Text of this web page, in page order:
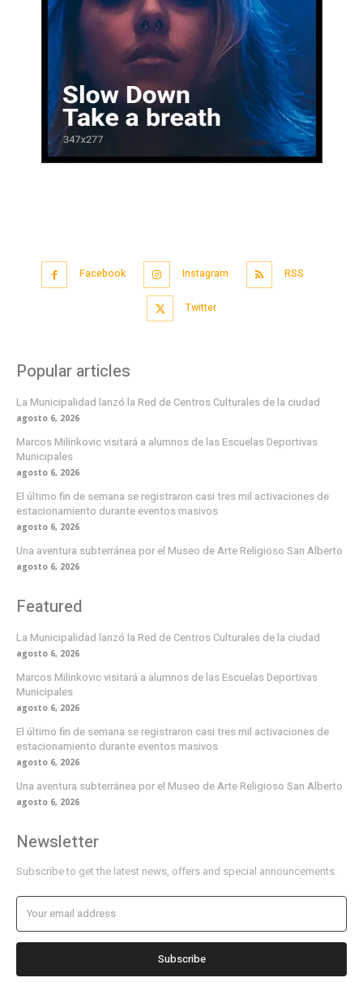
Facebook Instagram RSS
Twitter
Popular articles
La Municipalidad lanzó la Red de Centros Culturales de la ciudad
agosto 6, 2026
Marcos Milinkovic visitará a alumnos de las Escuelas Deportivas
Municipales
agosto 6, 2026
El último fin de semana se registraron casi tres mil activaciones de
estacionamiento durante eventos masivos
agosto 6, 2026
Una aventura subterránea por el Museo de Arte Religioso San Alberto
agosto 6, 2026
Featured
La Municipalidad lanzó la Red de Centros Culturales de la ciudad
agosto 6, 2026
Marcos Milinkovic visitará a alumnos de las Escuelas Deportivas
Municipales
agosto 6, 2026
El último fin de semana se registraron casi tres mil activaciones de
estacionamiento durante eventos masivos
agosto 6, 2026
Una aventura subterránea por el Museo de Arte Religioso San Alberto
agosto 6, 2026
Newsletter
Subscribe to get the latest news, offers and special announcements.
Subscribe